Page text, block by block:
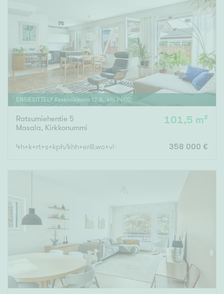
ENSIESITTELY Keskiviikkona 12.8 . klo 14:00
Ratsumiehentie 5
Masala, Kirkkonummi
101,5 m²
4h+k+rt+s+kph/khh+erill.wc+vh+et+ tk 358 000 €